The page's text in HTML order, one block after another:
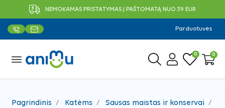
NEMOKAMAS PRISTATYMAS Į PAŠTOMATĄ NUO 39 EUR
Parduotuvės
menu 0 0
Pagrindinis Katėms Sausas maistas ir konservai